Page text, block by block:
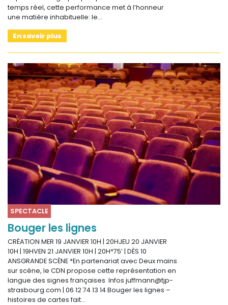
temps réel, cette performance met à l’honneur
une matière inhabituelle: le…
En savoir plus
SPECTACLE
Bouger les lignes
CRÉATION MER 19 JANVIER 10H | 20HJEU 20 JANVIER
10H | 19HVEN 21 JANVIER 10H | 20H*75’ | DÈS 10
ANSGRANDE SCÈNE *En partenariat avec Deux mains
sur scène, le CDN propose cette représentation en
langue des signes françaises Infos juffmann@tjp-
strasbourg.com | 06 12 74 13 14 Bouger les lignes –
histoires de cartes fait…